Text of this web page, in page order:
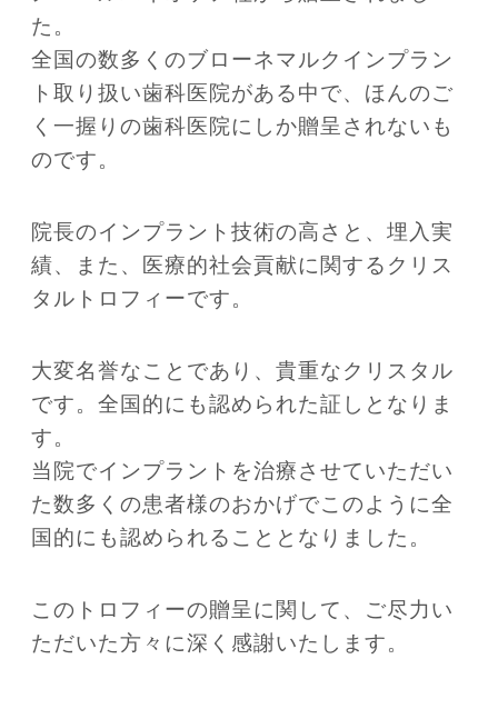
た。
全国の数多くのブローネマルクインプラン
ト取り扱い歯科医院がある中で、ほんのご
く一握りの歯科医院にしか贈呈されないも
のです。
院長のインプラント技術の高さと、埋入実
績、また、医療的社会貢献に関するクリス
タルトロフィーです。
大変名誉なことであり、貴重なクリスタル
です。全国的にも認められた証しとなりま
す。
当院でインプラントを治療させていただい
た数多くの患者様のおかげでこのように全
国的にも認められることとなりました。
このトロフィーの贈呈に関して、ご尽力い
ただいた方々に深く感謝いたします。